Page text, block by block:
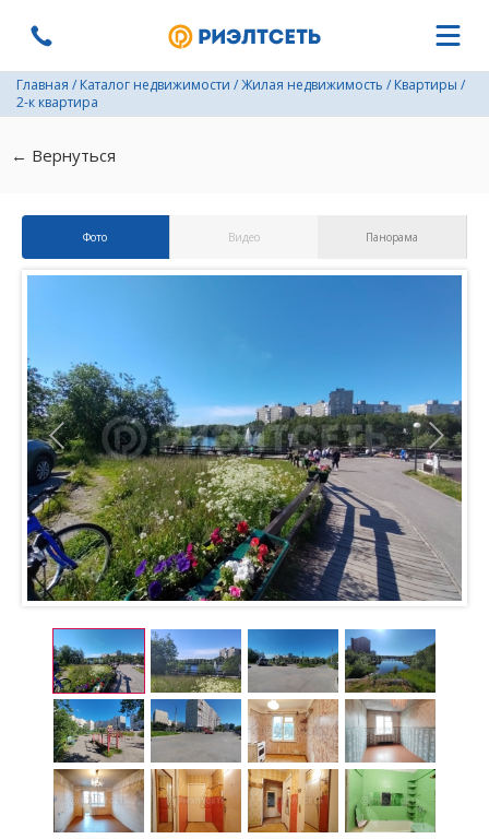
Главная / Каталог недвижимости /Жилая недвижимость / Квартиры /
2-к квартира
← Вернуться
Фото Видео Панорама